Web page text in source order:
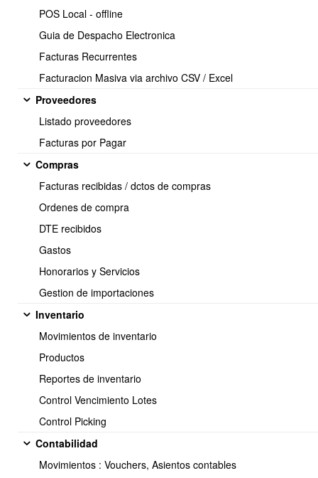
POS Local - offline
Guia de Despacho Electronica
Facturas Recurrentes
Facturacion Masiva via archivo CSV / Excel
Proveedores
Listado proveedores
Facturas por Pagar
Compras
Facturas recibidas / dctos de compras
Ordenes de compra
DTE recibidos
Gastos
Honorarios y Servicios
Gestion de importaciones
Inventario
Movimientos de inventario
Productos
Reportes de inventario
Control Vencimiento Lotes
Control Picking
Contabilidad
Movimientos : Vouchers, Asientos contables
Para ver las liquidaciones usted debe seguir los siguientes
Empleados ⇒ Reportes ⇒ Libros remuneraciones
Seleccionar periodo ⇒ Seleccion de empleados ⇒
Liquidaciones.